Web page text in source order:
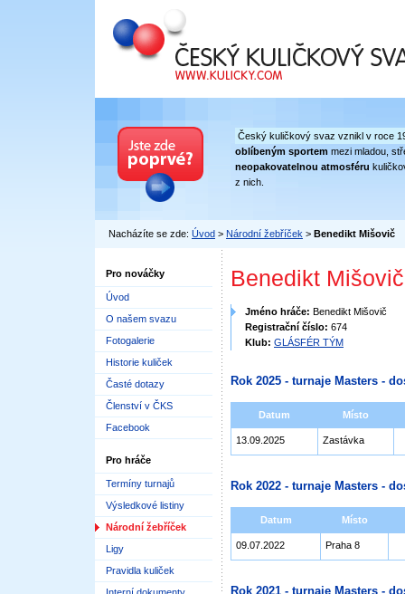
Český kuličkový svaz
Český kuličkový svaz vznikl v roce
oblíbeným sportem mezi mladou,
neopakovatelnou atmosféru
z nich.
Nacházíte se zde: Úvod > Národní žebříček > Benedikt Mišovič
Pro nováčky
Úvod
O našem svazu
Fotogalerie
Historie kuliček
Časté dotazy
Členství v ČKS
Facebook
Pro hráče
Termíny turnajů
Výsledkové listiny
Národní žebříček
Ligy
Pravidla kuliček
Benedikt Mišovič
Jméno hráče: Benedikt Mišovič
Registrační číslo: 674
Klub: GLÁSFÉR TÝM
Rok 2025 - turnaje Masters -
Datum Místo
13.09.2025 Zastávka
Rok 2022 - turnaje Masters -
Datum Místo
09.07.2022 Praha 8
Rok 2021 - turnaje Masters -